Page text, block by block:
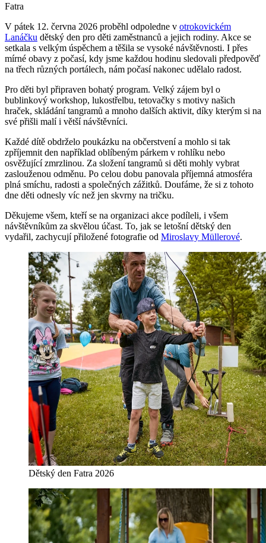
Fatra
V pátek 12. června 2026 proběhl odpoledne v otrokovickém
Lanáčku dětský den pro děti zaměstnanců a jejich rodiny. Akce se
setkala s velkým úspěchem a těšila se vysoké návštěvnosti. I přes
mírné obavy z počasí, kdy jsme každou hodinu sledovali předpověď
na třech různých portálech, nám počasí nakonec udělalo radost.
Pro děti byl připraven bohatý program. Velký zájem byl o
bublinkový workshop, lukostřelbu, tetovačky s motivy našich
hraček, skládání tangramů a mnoho dalších aktivit, díky kterým si na
své přišli malí i větší návštěvníci.
Každé dítě obdrželo poukázku na občerstvení a mohlo si tak
zpříjemnit den například oblíbeným párkem v rohlíku nebo
osvěžující zmrzlinou. Za složení tangramů si děti mohly vybrat
zaslouženou odměnu. Po celou dobu panovala příjemná atmosféra
plná smíchu, radosti a společných zážitků. Doufáme, že si z tohoto
dne děti odnesly víc než jen skvrny na tričku.
Děkujeme všem, kteří se na organizaci akce podíleli, i všem
návštěvníkům za skvělou účast. To, jak se letošní dětský den
vydařil, zachycují přiložené fotografie od Miroslavy Müllerové.
Dětský den Fatra 2026